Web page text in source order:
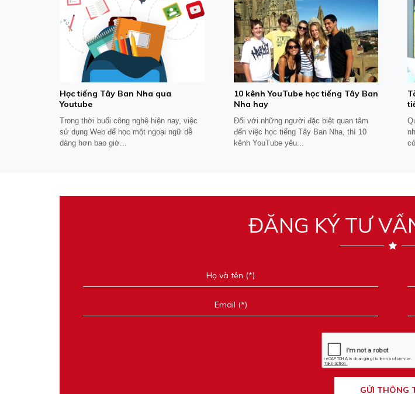
Học tiếng Tây Ban Nha qua
Youtube
Trong thời buổi công nghệ hiện nay, việc
sử dụng Web để học một ngoại ngữ dễ
dàng hơn bao giờ...
10 kênh YouTube học tiếng Tây Ban
Nha hay
Đối với những người đặc biệt quan tâm
đến việc học tiếng Tây Ban Nha, thì 10
kênh YouTube yêu...
ĐĂNG KÝ TƯ
GỬI THÔNG